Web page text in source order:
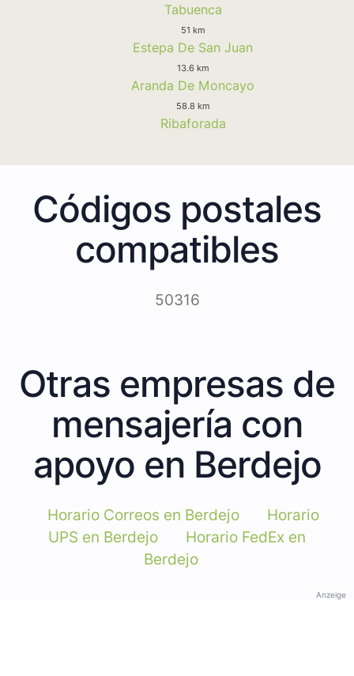
Tabuenca
51 km
Estepa De San Juan
13.6 km
Aranda De Moncayo
58.8 km
Ribaforada
Códigos postales
compatibles
50316
Otras empresas de
mensajería con
apoyo en Berdejo
Horario Correos en Berdejo
Horario
UPS en Berdejo
Horario FedEx en
Berdejo
Anzeige